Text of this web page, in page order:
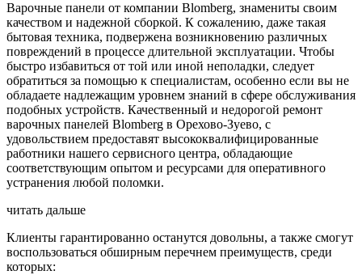
Варочные панели от компании Blomberg, знамениты своим
качеством и надежной сборкой. К сожалению, даже такая
бытовая техника, подвержена возникновению различных
повреждений в процессе длительной эксплуатации. Чтобы
быстро избавиться от той или иной неполадки, следует
обратиться за помощью к специалистам, особенно если вы не
обладаете надлежащим уровнем знаний в сфере обслуживания
подобных устройств. Качественный и недорогой ремонт
варочных панелей Blomberg в Орехово-Зуево, с
удовольствием предоставят высококвалифицированные
работники нашего сервисного центра, обладающие
соответствующим опытом и ресурсами для оперативного
устранения любой поломки.
читать дальше
Клиенты гарантированно останутся довольны, а также смогут
воспользоваться обширным перечнем преимуществ, среди
которых: